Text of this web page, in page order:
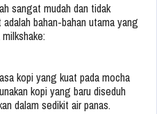
sangat mudah dan tidak
bahan-bahan utama yang
kopi yang kuat pada mocha
kopi yang baru diseduh
dalam sedikit air panas.